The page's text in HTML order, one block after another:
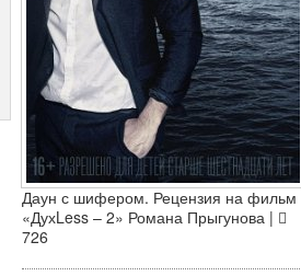
Даун с шифером. Рецензия на фильм
«ДухLess – 2» Романа Прыгунова |
726